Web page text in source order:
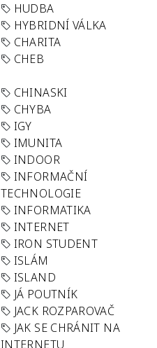
HUDBA
HYBRIDNÍ VÁLKA
CHARITA
CHEB
CHINASKI
CHYBA
IGY
IMUNITA
INDOOR
INFORMAČNÍ
TECHNOLOGIE
INFORMATIKA
INTERNET
IRON STUDENT
ISLÁM
ISLAND
JÁ POUTNÍK
JACK ROZPAROVAČ
JAK SE CHRÁNIT NA
INTERNETU